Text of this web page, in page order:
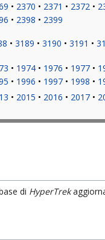
2370 2371 2372
2398
2399
3189 3190 3191
1974 1976 1977
1996 1997 1998
2015 2016 2017
di HyperTrek